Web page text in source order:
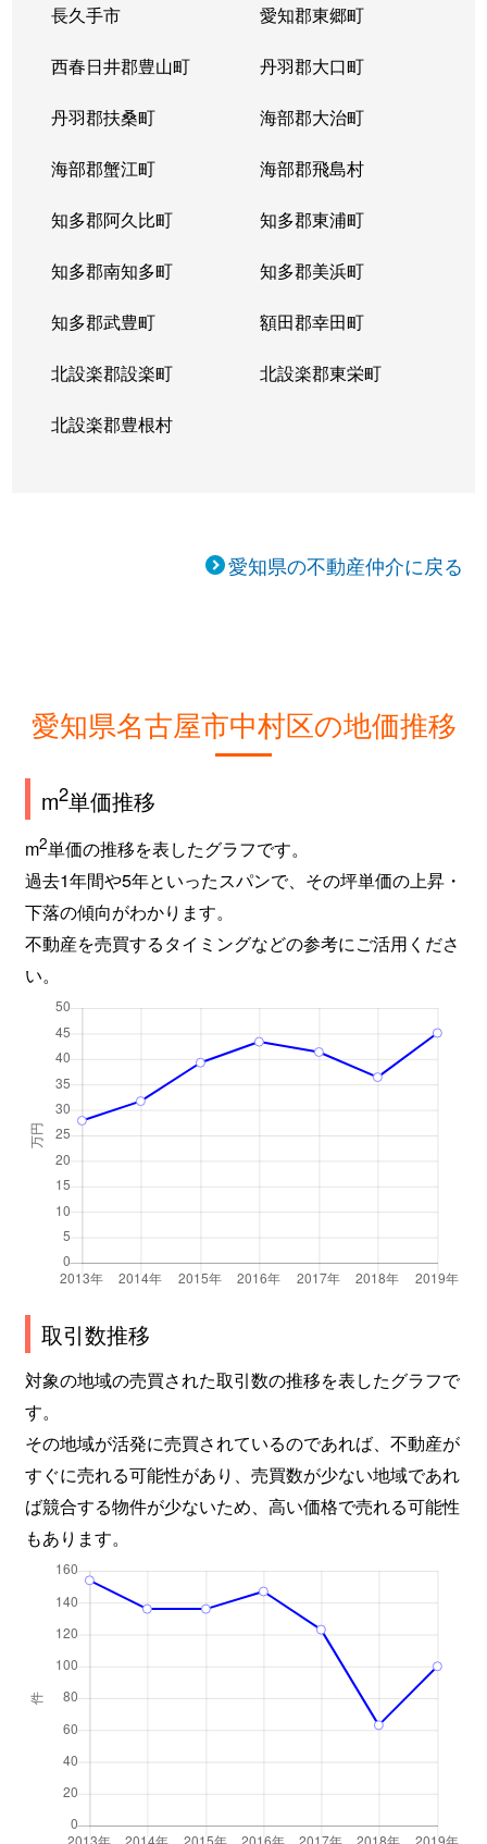
長久手市 愛知郡東郷町
西春日井郡豊山町 丹羽郡大口町
丹羽郡扶桑町 海部郡大治町
海部郡蟹江町 海部郡飛島村
知多郡阿久比町 知多郡東浦町
知多郡南知多町 知多郡美浜町
知多郡武豊町 額田郡幸田町
北設楽郡設楽町 北設楽郡東栄町
北設楽郡豊根村
愛知県の不動産仲介に戻る
愛知県名古屋市中村区の地価推移
m2単価推移
m2単価の推移を表したグラフです。
過去1年間や5年といったスパンで、その坪単価の上昇・
下落の傾向がわかります。
不動産を売買するタイミングなどの参考にご活用くださ
い。
取引数推移
対象の地域の売買された取引数の推移を表したグラフで
す。
その地域が活発に売買されているのであれば、不動産が
すぐに売れる可能性があり、売買数が少ない地域であれ
ば競合する物件が少ないため、高い価格で売れる可能性
もあります。